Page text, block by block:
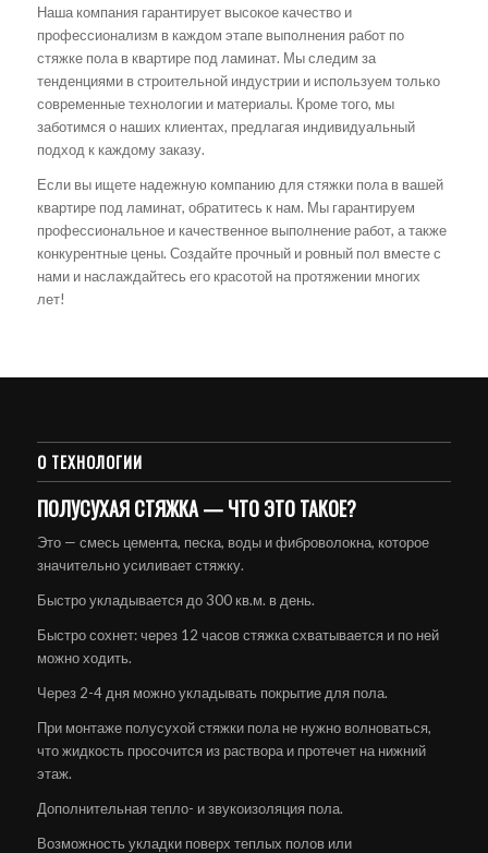
Наша компания гарантирует высокое качество и
профессионализм в каждом этапе выполнения работ по
стяжке пола в квартире под ламинат. Мы следим за
тенденциями в строительной индустрии и используем только
современные технологии и материалы. Кроме того, мы
заботимся о наших клиентах, предлагая индивидуальный
подход к каждому заказу.
Если вы ищете надежную компанию для стяжки пола в вашей
квартире под ламинат, обратитесь к нам. Мы гарантируем
профессиональное и качественное выполнение работ, а также
конкурентные цены. Создайте прочный и ровный пол вместе с
нами и наслаждайтесь его красотой на протяжении многих
лет!
О ТЕХНОЛОГИИ
ПОЛУСУХАЯ СТЯЖКА — ЧТО ЭТО ТАКОЕ?
Это — смесь цемента, песка, воды и фиброволокна, которое
значительно усиливает стяжку.
Быстро укладывается до 300 кв.м. в день.
Быстро сохнет: через 12 часов стяжка схватывается и по ней
можно ходить.
Через 2-4 дня можно укладывать покрытие для пола.
При монтаже полусухой стяжки пола не нужно волноваться,
что жидкость просочится из раствора и протечет на нижний
этаж.
Дополнительная тепло- и звукоизоляция пола.
Возможность укладки поверх теплых полов или